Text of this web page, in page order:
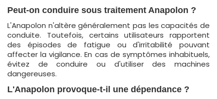
Peut-on conduire sous traitement Anapolon ?
L'Anapolon n'altère généralement pas les capacités de
conduite. Toutefois, certains utilisateurs rapportent
des épisodes de fatigue ou d'irritabilité pouvant
affecter la vigilance. En cas de symptômes inhabituels,
évitez de conduire ou d'utiliser des machines
dangereuses.
L'Anapolon provoque-t-il une dépendance ?